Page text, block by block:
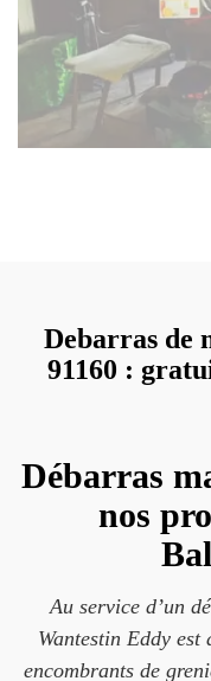
Debarras de
91160 :
Débarras
nos
Au service d’un
Wantestin Eddy est
encombrants de